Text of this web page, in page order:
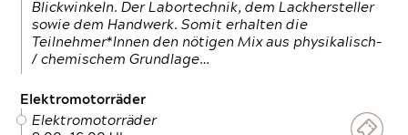
Blickwinkeln. Der Labortechnik, dem Lackhersteller
sowie dem Handwerk. Somit erhalten die
Teilnehmer*Innen den nötigen Mix aus physikalisch-
/ chemischem Grundlage…
Elektromotorräder
Elektromotorräder